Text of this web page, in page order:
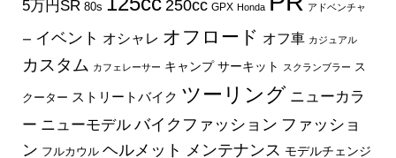
5万円SR 80s 250cc GPX Honda アドベンチャ
ー イベント オシャレ オフロード オフ車 カジュアル
カスタム カフェレーサー キャンプ サーキット スクランブラー ス
クーター ストリートバイク ツーリング ニューカラ
ー ニューモデル バイクファッション ファッショ
ン フルカウル ヘルメット メンテナンス モデルチェンジ